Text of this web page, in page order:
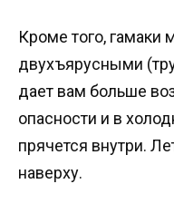
Кроме того, гамаки
двухъярусными
дает вам больше
опасности и в
прячется внутри.
наверху.